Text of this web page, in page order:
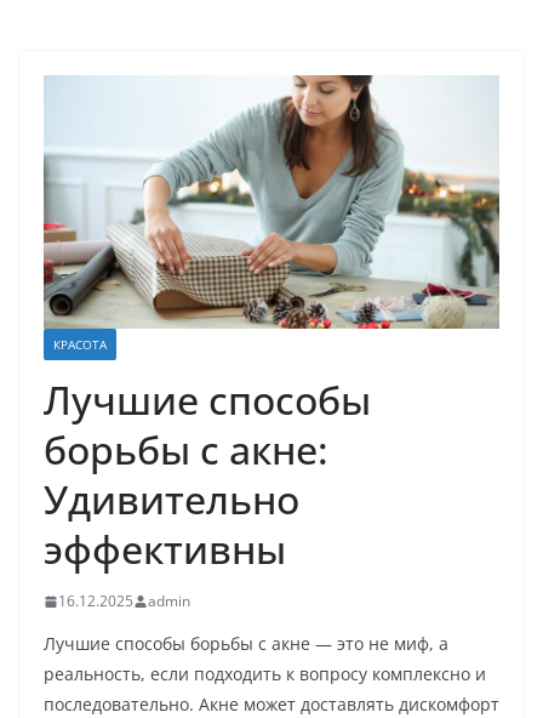
КРАСОТА
Лучшие способы
борьбы с акне:
Удивительно
эффективны
16.12.2025 admin
Лучшие способы борьбы с акне — это не миф, а
реальность, если подходить к вопросу комплексно и
последовательно. Акне может доставлять дискомфорт